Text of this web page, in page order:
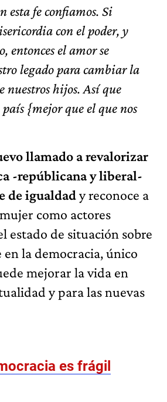
esta fe confiamos. Si
con el poder, y
entonces el amor se
legado para cambiar la
hijos. Así que
{mejor que el que nos
llamado a revalorizar
-repúblicana y liberal-
de igualdady reconoce a
como actores
estado de situación sobre
en la democracia, único
mejorar la vida en
y para las nuevas
es frágil